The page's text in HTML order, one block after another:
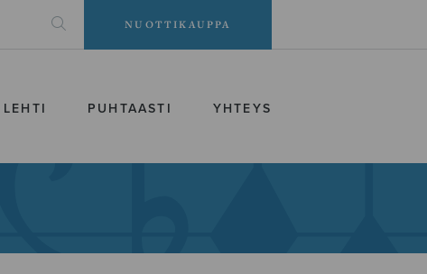
NUOTTIKAUPPA
LEHTI PUHTAASTI YHTEYS